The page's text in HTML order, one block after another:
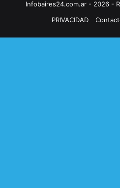
Infobaires24.com.ar - 2026 -
PRIVACIDAD